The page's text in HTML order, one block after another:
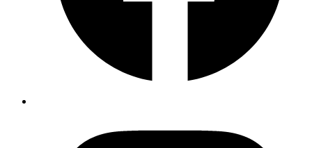
belles vasques et un passage en siphon très aquatique. Le tout avec
d’approche et de retour des plus simple.
C’est clairement le canyon le plus fun et ludique du Jura!